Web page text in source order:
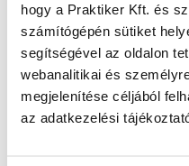
hogy a Praktiker Kft. és
számítógépén sütiket
segítségével az oldalon
webanalitikai és
megjelenítése céljából
az adatkezelési